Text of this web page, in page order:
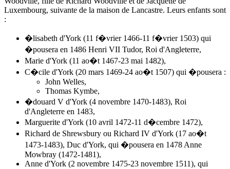
Luxembourg, suivante de la maison de Lancastre. Leurs enfants sont
:
�lisabeth d'York (11 f�vrier 1466-11 f�vrier 1503) qui
�pousera en 1486 Henri VII Tudor, Roi d'Angleterre,
Marie d'York (11 ao�t 1467-23 mai 1482),
C�cile d'York (20 mars 1469-24 ao�t 1507) qui �pousera :
John Welles,
Thomas Kymbe,
�douard V d'York (4 novembre 1470-1483), Roi
d'Angleterre en 1483,
Marguerite d'York (10 avril 1472-11 d�cembre 1472),
Richard de Shrewsbury ou Richard IV d'York (17 ao�t
1473-1483), Duc d'York, qui �pousera en 1478 Anne
Mowbray (1472-1481),
Anne d'York (2 novembre 1475-23 novembre 1511), qui